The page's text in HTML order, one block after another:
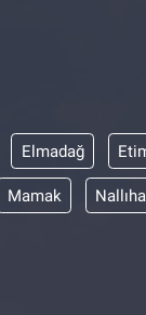
Elmadağ
Mamak